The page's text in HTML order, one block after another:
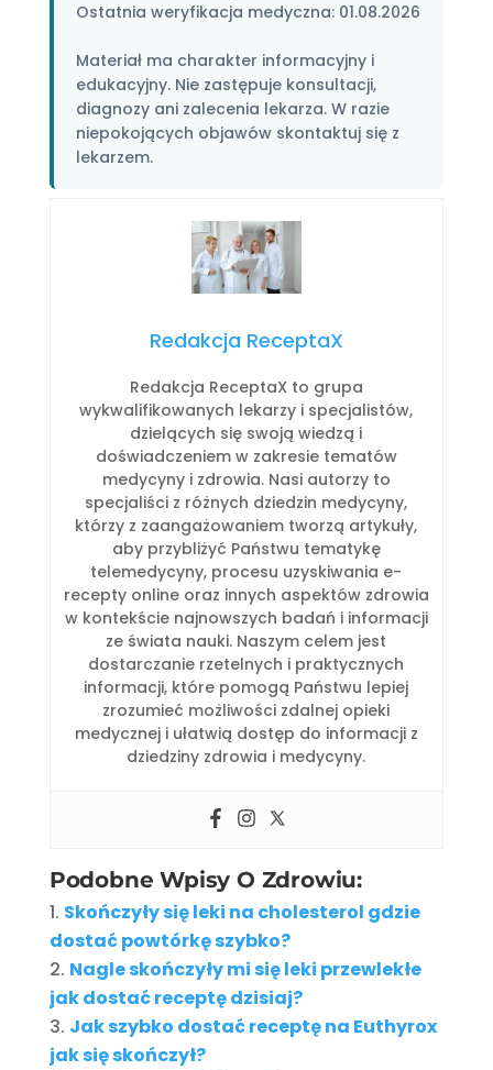
Ostatnia weryfikacja medyczna: 01.08.2026
Materiał ma charakter informacyjny i
edukacyjny. Nie zastępuje konsultacji,
diagnozy ani zalecenia lekarza. W razie
niepokojących objawów skontaktuj się z
lekarzem.
Redakcja ReceptaX
Redakcja ReceptaX to grupa
wykwalifikowanych lekarzy i specjalistów,
dzielących się swoją wiedzą i
doświadczeniem w zakresie tematów
medycyny i zdrowia. Nasi autorzy to
specjaliści z różnych dziedzin medycyny,
którzy z zaangażowaniem tworzą artykuły,
aby przybliżyć Państwu tematykę
telemedycyny, procesu uzyskiwania e-
recepty online oraz innych aspektów zdrowia
w kontekście najnowszych badań i informacji
ze świata nauki. Naszym celem jest
dostarczanie rzetelnych i praktycznych
informacji, które pomogą Państwu lepiej
zrozumieć możliwości zdalnej opieki
medycznej i ułatwią dostęp do informacji z
dziedziny zdrowia i medycyny.
Podobne Wpisy O Zdrowiu:
Skończyły się leki na cholesterol gdzie
dostać powtórkę szybko?
Nagle skończyły mi się leki przewlekłe
jak dostać receptę dzisiaj?
Jak szybko dostać receptę na Euthyrox
jak się skończył?